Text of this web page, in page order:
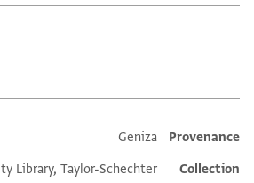
Additional metadata
Provenance
Geniza
Collection
Library, Taylor-Schechter